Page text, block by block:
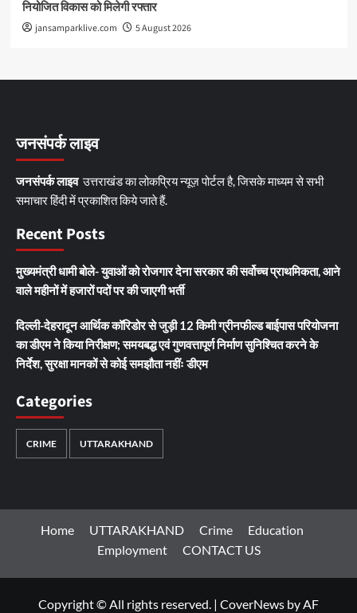
नियोजित विकास को मिलेगी रफ्तार
jansamparklive.com 5 August 2026
जनसंपर्क लाइव
जनसंपर्क लाइवउत्तराखंड का लोकप्रिय न्यूज़ पोर्टल है, जिसके माध्यम से सभी
समाचार हिंदी में प्रकाशित किये जाते हैं.
Recent Posts
मुख्यमंत्री धामी बोले- युवाओं को रोजगार देना सरकार की सर्वोच्च प्राथमिकता, आने
वाले महीनों में हजारों पदों पर की जाएगी भर्ती
दिल्ली-देहरादून आर्थिक कॉरिडोर से जुड़ी 12 किमी ग्रीनफील्ड बाईपास परियोजना
का डीएम ने किया निरीक्षण; समयबद्ध एवं गुणवत्तापूर्ण निर्माण सुनिश्चित करने के
निर्देश, सुरक्षा मानकों से कोई समझौता नहींः डीएम
Categories
CRIME UTTARAKHAND
Home UTTARAKHAND Crime
Education
Employment
CONTACT US
Copyright © All rights reserved. | CoverNews by AF